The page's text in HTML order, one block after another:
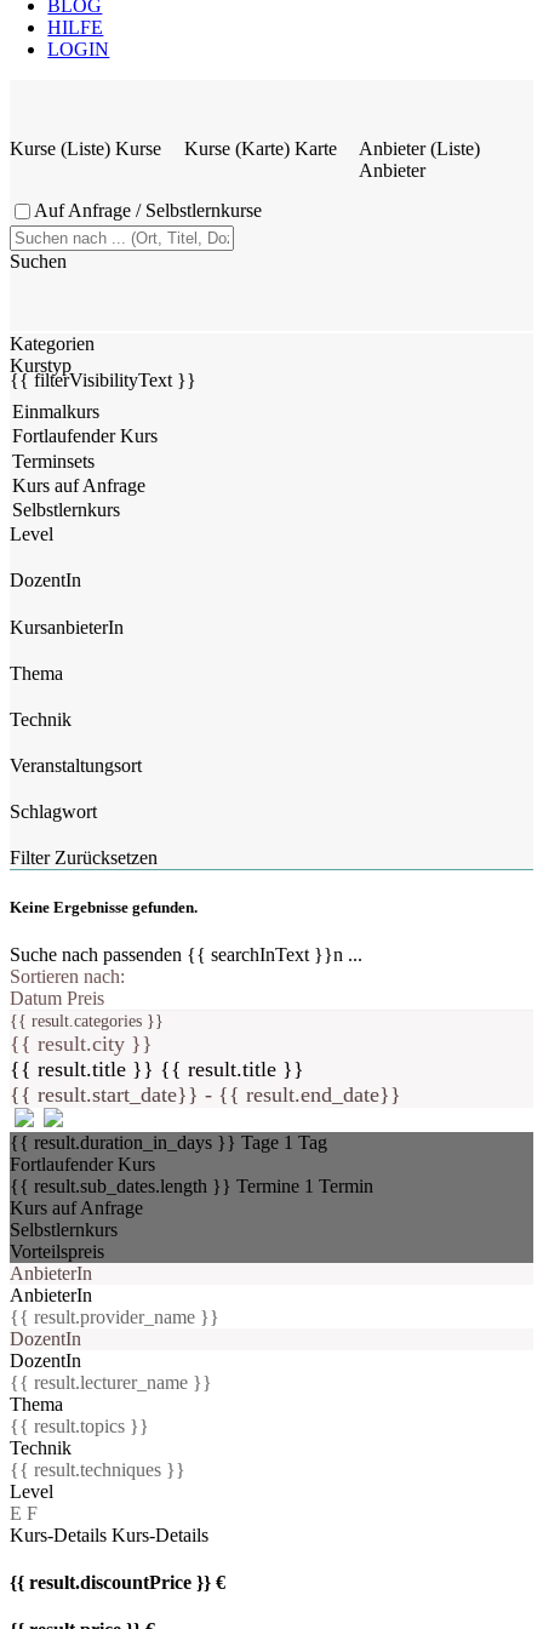
BLOG
HILFE
LOGIN
Kurse (Liste) Kurse Kurse (Karte) Karte
Anbieter (Liste)
Anbieter
Auf Anfrage / Selbstlernkurse
Suchen
{{ filterVisibilityText }}
Kategorien
Kurstyp
Level
DozentIn
KursanbieterIn
Thema
Technik
Veranstaltungsort
Schlagwort
Filter Zurücksetzen
Keine Ergebnisse gefunden.
Suche nach passenden {{ searchInText }}n ...
Sortieren nach:
Datum Preis
{{ result.categories }}
{{ result.city }}
{{ result.title }} {{ result.title }}
{{ result.start_date}} - {{ result.end_date}}
{{ result.duration_in_days }} Tage 1 Tag
Fortlaufender Kurs
{{ result.sub_dates.length }} Termine 1 Termin
Kurs auf Anfrage
Selbstlernkurs
Vorteilspreis
AnbieterIn
AnbieterIn
{{ result.provider_name }}
DozentIn
DozentIn
{{ result.lecturer_name }}
Thema
{{ result.topics }}
Technik
{{ result.techniques }}
Level
E F
Kurs-Details Kurs-Details
{{ result.discountPrice }} €